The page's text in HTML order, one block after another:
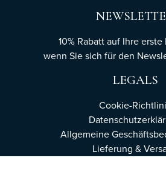
10% Rabatt auf Ihre
wenn Sie sich für den
LEGALS
Cookie-
Allgemeine
Lieferung &